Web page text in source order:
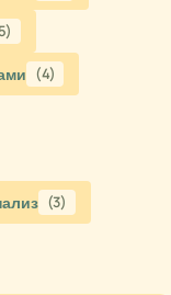
(4)
(3)